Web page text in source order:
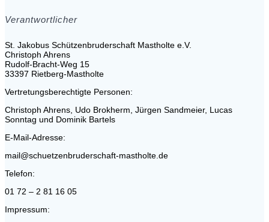
Verantwortlicher
St. Jakobus Schützenbruderschaft Mastholte e.V.
Christoph Ahrens
Rudolf-Bracht-Weg 15
33397 Rietberg-Mastholte
Vertretungsberechtigte Personen:
Christoph Ahrens, Udo Brokherm, Jürgen Sandmeier, Lucas
Sonntag und Dominik Bartels
E-Mail-Adresse:
mail@schuetzenbruderschaft-mastholte.de
Telefon:
01 72 – 2 81 16 05
Impressum: